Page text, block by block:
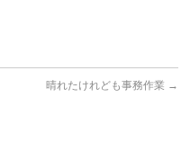
晴れたけれども事務作業 →